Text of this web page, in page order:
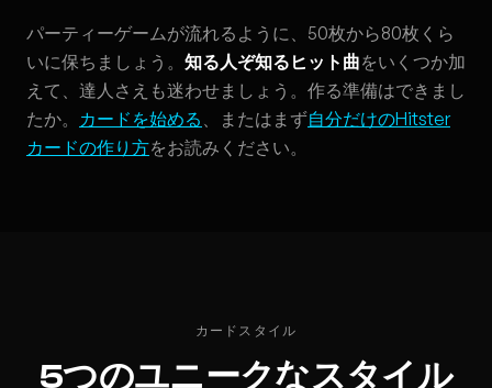
パーティーゲームが流れるように、50枚から80枚くら
いに保ちましょう。 知る人ぞ知るヒット曲をいくつか加
えて、達人さえも迷わせましょう。作る準備はできまし
たか。 カードを始める 、またはまず自分だけのHitster
カードの作り方をお読みください。
カードスタイル
5つのユニークなスタイル